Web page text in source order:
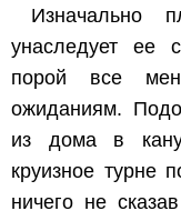
Изначально
унаследует ее
порой все
ожиданиям.
из дома в
круизное турне
ничего не